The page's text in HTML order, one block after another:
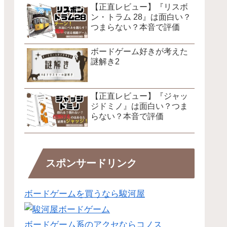
【正直レビュー】『リスボ
ン・トラム 28』は面白い？
つまらない？本音で評価
ボードゲーム好きが考えた
謎解き2
【正直レビュー】『ジャッ
ジドミノ』は面白い？つま
らない？本音で評価
スポンサードリンク
ボードゲームを買うなら駿河屋
ボードゲーム系のアクセならコノス